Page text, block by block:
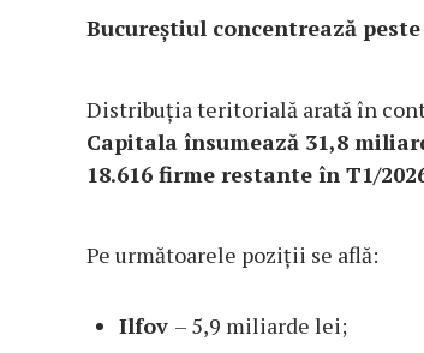
Bucureștiul concentrează
Distribuția teritorială arată în
Capitala însumează 31,8
18.616 firme restante în T1/
Pe următoarele poziții se află:
Ilfov – 5,9 miliarde lei;